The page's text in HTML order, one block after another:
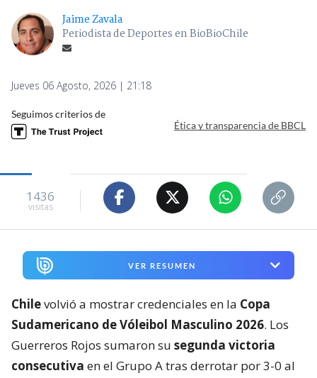
Jaime Zavala
Periodista de Deportes en BioBioChile
Jueves 06 Agosto, 2026 | 21:18
Seguimos criterios de
Ética y transparencia de BBCL
1436
visitas
VER RESUMEN
Chilevolvió a mostrar credenciales en la Copa
Sudamericano de Vóleibol Masculino 2026. Los
Guerreros Rojos sumaron su segunda victoria
consecutiva en el Grupo A tras derrotar por 3-0 al